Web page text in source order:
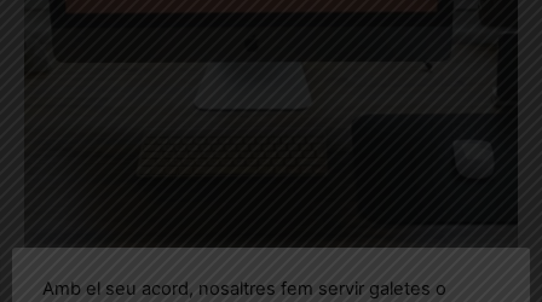
Amb el seu acord, nosaltres fem servir galetes o